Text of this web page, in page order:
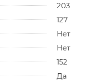
203
127
Нет
Нет
152
Да